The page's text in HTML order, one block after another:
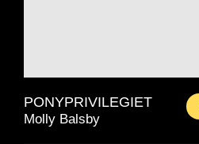
PONYPRIVILEGIET
Molly Balsby